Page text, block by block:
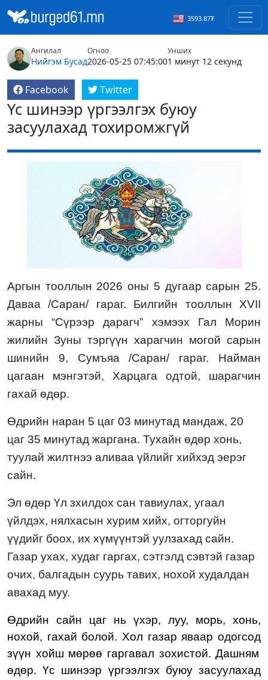
3593.87₮
Ангилал
Нийгэм Бусад
Огноо
2026-05-25 07:45:00
Унших
1 минут 12 секунд
Facebook Twitter
Үс шинээр үргээлгэх буюу
засуулахад тохиромжгүй
Аргын тооллын 2026 оны 5 дугаар сарын 25.
Даваа /Саран/ гараг. Билгийн тооллын XVII
жарны “Сүрээр дарагч” хэмээх Гал Морин
жилийн Зуны тэргүүн харагчин могой сарын
шинийн 9, Сумъяа /Саран/гараг. Найман
цагаан мэнгэтэй, Харцага одтой, шарагчин
гахай өдөр.
Өдрийн наран 5 цаг 03 минутад мандаж, 20
цаг 35 минутад жаргана. Тухайн өдөр хонь,
туулай жилтнээ аливаа үйлийг хийхэд эерэг
сайн.
Эл өдөр Үл зхилдох сан тавиулах, угаал
үйлдэх, нялхасын хурим хийх, огторгуйн
үүдийг боох, их хүмүүнтэй уулзахад сайн.
Газар ухах, худаг гаргах, сэтгэлд сэвтэй газар
очих, балгадын суурь тавих, нохой худалдан
авахад муу.
Өдрийн сайн цаг нь үхэр, луу, морь, хонь,
нохой, гахай болой. Хол газар яваар одогсод
зүүн хойш мөрөө гаргавал зохистой. Дашням
өдөр.Үс шинээр үргээлгэх буюу засуулахад